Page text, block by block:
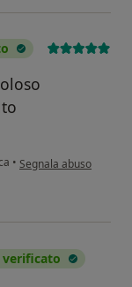
• secondo l'opinione
Segnala abuso